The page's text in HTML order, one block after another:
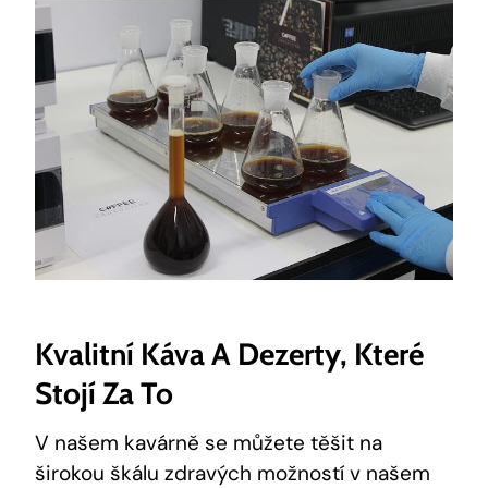
Kvalitní Káva A Dezerty, Které
Stojí Za To
V našem kavárně se můžete těšit na
širokou škálu zdravých možností v našem